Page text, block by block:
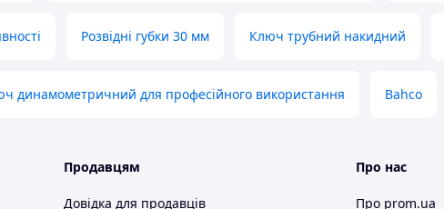
Розвідні губки 30 мм Ключ трубний накидний
динамометричний для професійного використання Bahco
Продавцям
Довідка для продавців
Про нас
Про prom.ua